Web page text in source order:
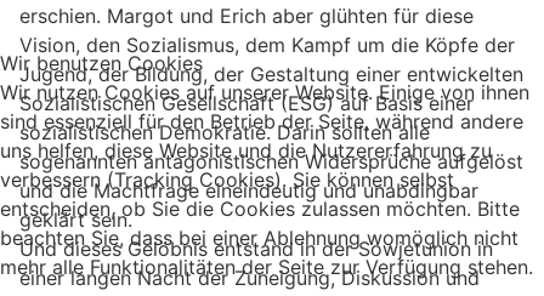
erschien. Margot und Erich aber glühten für diese
Vision, den Sozialismus, dem Kampf um die Köpfe der
Jugend, der Bildung, der Gestaltung einer entwickelten
Sozialistischen Gesellschaft (ESG) auf Basis einer
sozialistischen Demokratie. Darin sollten alle
sogenannten antagonistischen Widersprüche aufgelöst
und die Machtfrage eineindeutig und unabdingbar
geklärt sein.
Und dieses Gelöbnis entstand in der Sowjetunion in
einer langen Nacht der Zuneigung, Diskussion und
Wir benutzen Cookies
Wir nutzen Cookies auf unserer Website. Einige von ihnen
sind essenziell für den Betrieb der Seite, während andere
uns helfen, diese Website und die Nutzererfahrung zu
verbessern (Tracking Cookies). Sie können selbst
entscheiden, ob Sie die Cookies zulassen möchten. Bitte
beachten Sie, dass bei einer Ablehnung womöglich nicht
mehr alle Funktionalitäten der Seite zur Verfügung stehen.